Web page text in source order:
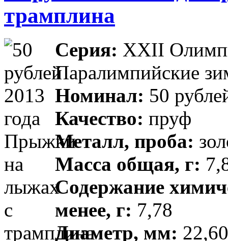
трамплина
Серия: XXII
Паралимпийские
Номинал: 50
Качество: пруф
Металл, проба:
Масса общая, г:
Содержание
менее, г: 7,78
Диаметр, мм: